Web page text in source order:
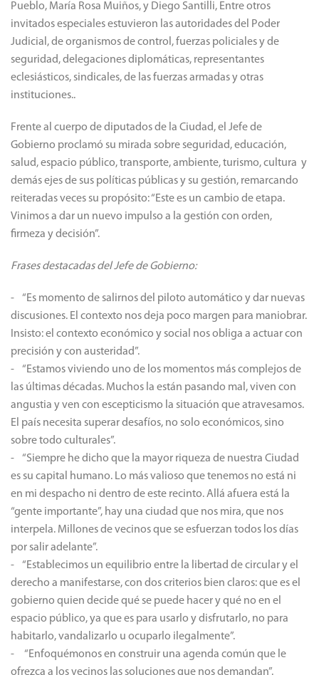
Pueblo, María Rosa Muiños, y Diego Santilli, Entre otros
invitados especiales estuvieron las autoridades del Poder
Judicial, de organismos de control, fuerzas policiales y de
seguridad, delegaciones diplomáticas, representantes
eclesiásticos, sindicales, de las fuerzas armadas y otras
instituciones..
Frente al cuerpo de diputados de la Ciudad, el Jefe de
Gobierno proclamó su mirada sobre seguridad, educación,
salud, espacio público, transporte, ambiente, turismo, cultura y
demás ejes de sus políticas públicas y su gestión, remarcando
reiteradas veces su propósito: “Este es un cambio de etapa.
Vinimos a dar un nuevo impulso a la gestión con orden,
firmeza y decisión”.
Frases destacadas del Jefe de Gobierno:
- “Es momento de salirnos del piloto automático y dar nuevas
discusiones. El contexto nos deja poco margen para maniobrar.
Insisto: el contexto económico y social nos obliga a actuar con
precisión y con austeridad”.
- “Estamos viviendo uno de los momentos más complejos de
las últimas décadas. Muchos la están pasando mal, viven con
angustia y ven con escepticismo la situación que atravesamos.
El país necesita superar desafíos, no solo económicos, sino
sobre todo culturales”.
- “Siempre he dicho que la mayor riqueza de nuestra Ciudad
es su capital humano. Lo más valioso que tenemos no está ni
en mi despacho ni dentro de este recinto. Allá afuera está la
“gente importante”, hay una ciudad que nos mira, que nos
interpela. Millones de vecinos que se esfuerzan todos los días
por salir adelante”.
- “Establecimos un equilibrio entre la libertad de circular y el
derecho a manifestarse, con dos criterios bien claros: que es el
gobierno quien decide qué se puede hacer y qué no en el
espacio público, ya que es para usarlo y disfrutarlo, no para
habitarlo, vandalizarlo u ocuparlo ilegalmente”.
- “Enfoquémonos en construir una agenda común que le
ofrezca a los vecinos las soluciones que nos demandan”.